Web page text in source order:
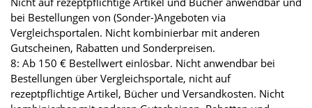
bei Bestellungen von (Sonder-)Angeboten via
Vergleichsportalen. Nicht kombinierbar mit anderen
Gutscheinen, Rabatten und Sonderpreisen.
8: Ab 150 € Bestellwert einlösbar. Nicht anwendbar bei
Bestellungen über Vergleichsportale, nicht auf
rezeptpflichtige Artikel, Bücher und Versandkosten. Nicht